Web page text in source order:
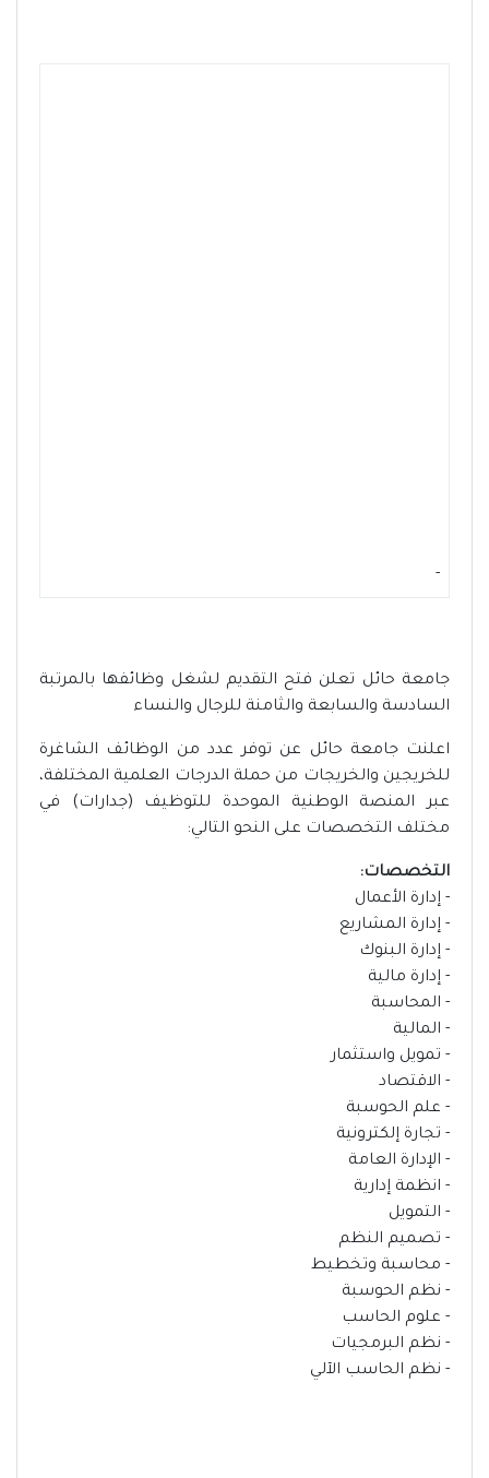
-
جامعة حائل تعلن فتح التقديم لشغل وظائفها بالمرتبة
السادسة والسابعة والثامنة للرجال والنساء
اعلنت جامعة حائل عن توفر عدد من الوظائف الشاغرة
للخريجين والخريجات من حملة الدرجات العلمية المختلفة،
عبر المنصة الوطنية الموحدة للتوظيف (جدارات) في
مختلف التخصصات على النحو التالي:
التخصصات:
- إدارة الأعمال
- إدارة المشاريع
- إدارة البنوك
- إدارة مالية
- المحاسبة
- المالية
- تمويل واستثمار
- الاقتصاد
- علم الحوسبة
- تجارة إلكترونية
- الإدارة العامة
- انظمة إدارية
- التمويل
- تصميم النظم
- محاسبة وتخطيط
- نظم الحوسبة
- علوم الحاسب
- نظم البرمجيات
- نظم الحاسب الآلي